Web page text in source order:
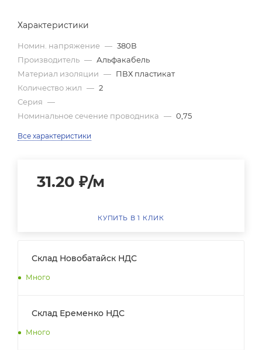
Характеристики
Номин. напряжение — 380В
Производитель — Альфакабель
Материал изоляции — ПВХ пластикат
Количество жил — 2
Серия —
Номинальное сечение проводника — 0,75
Все характеристики
31.20 ₽/м
КУПИТЬ В 1 КЛИК
Склад Новобатайск НДС
Много
Склад Еременко НДС
Много